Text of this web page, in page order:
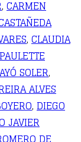
, CARMEN
, CLAUDIA
SOLER,
ALVES
, DIEGO
JAVIER